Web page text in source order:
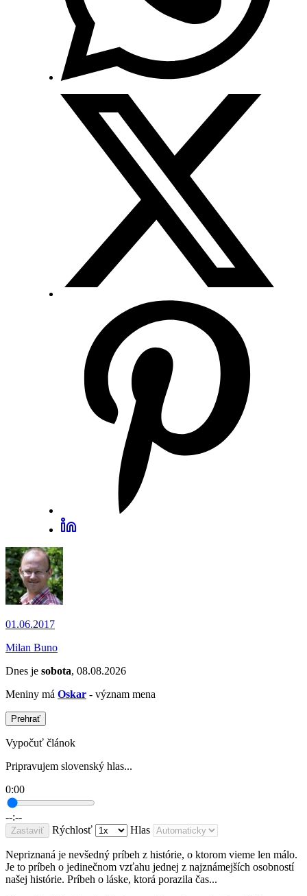
01.06.2017
Milan Buno
Dnes je sobota, 08.08.2026
Meniny má Oskar - význam mena
Prehrať
Vypočuť článok
Pripravujem slovenský hlas...
0:00
--:--
Zastaviť Rýchlosť Hlas
Nepriznaná je nevšedný príbeh z histórie, o ktorom vieme len málo.
Je to príbeh o jedinečnom vzťahu jednej z najznámejších osobností
našej histórie. Príbeh o láske, ktorá porazila čas...